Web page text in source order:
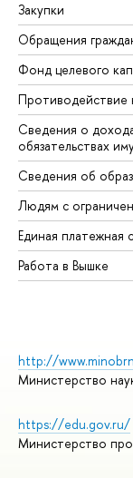
Закупки
Обращения
Фонд целевого
Противодействие
Сведения о
обязательствах
Сведения об
Людям с
Единая платежная
Работа в Вышке
http://
Министерство
https://edu.gov.ru/
Министерство